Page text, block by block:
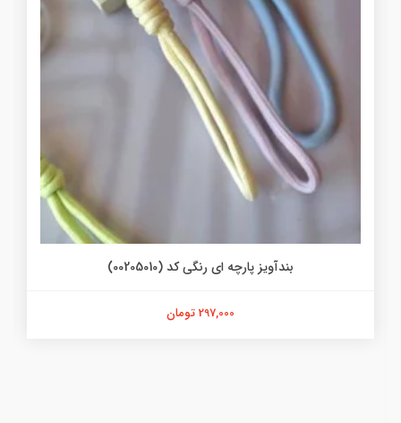
بندآویز پارچه ای رنگی کد (00205010)
297,000 تومان